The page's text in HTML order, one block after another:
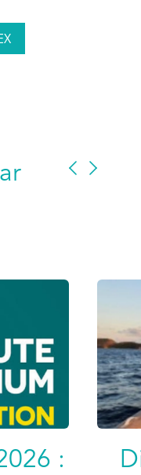
: